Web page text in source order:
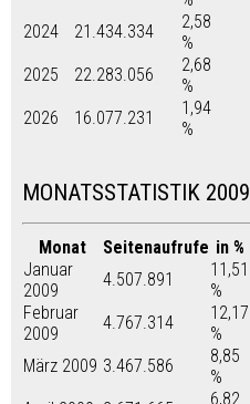
2024
21.434.334
2,58
%
2025
22.283.056
2,68
%
2026
16.077.231
1,94
%
MONATSSTATISTIK 2009
Monat Seitenaufrufe in %
Januar
2009
4.507.891
11,51
%
Februar
2009
4.767.314
12,17
%
März 2009 3.467.586
8,85
%
6,82